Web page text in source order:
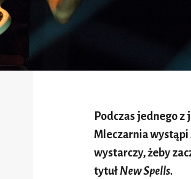
Podczas jednego
Mleczarnia wystąpi
wystarczy, żeby
tytuł New Spells.